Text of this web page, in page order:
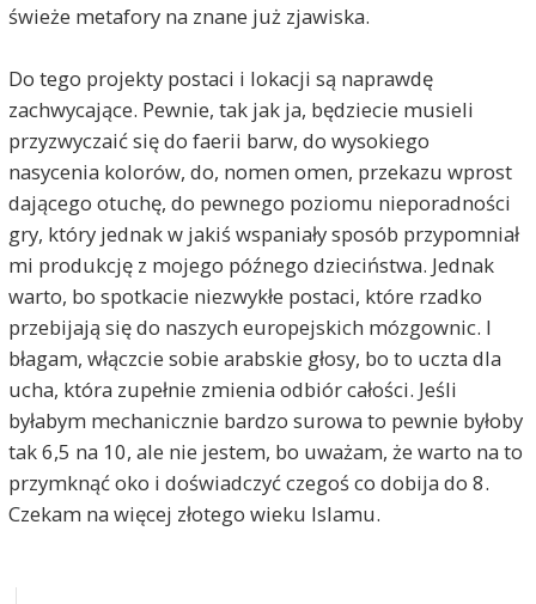
świeże metafory na znane już zjawiska.
Do tego projekty postaci i lokacji są naprawdę
zachwycające. Pewnie, tak jak ja, będziecie musieli
przyzwyczaić się do faerii barw, do wysokiego
nasycenia kolorów, do, nomen omen, przekazu wprost
dającego otuchę, do pewnego poziomu nieporadności
gry, który jednak w jakiś wspaniały sposób przypomniał
mi produkcję z mojego późnego dzieciństwa. Jednak
warto, bo spotkacie niezwykłe postaci, które rzadko
przebijają się do naszych europejskich mózgownic. I
błagam, włączcie sobie arabskie głosy, bo to uczta dla
ucha, która zupełnie zmienia odbiór całości. Jeśli
byłabym mechanicznie bardzo surowa to pewnie byłoby
tak 6,5 na 10, ale nie jestem, bo uważam, że warto na to
przymknąć oko i doświadczyć czegoś co dobija do 8.
Czekam na więcej złotego wieku Islamu.